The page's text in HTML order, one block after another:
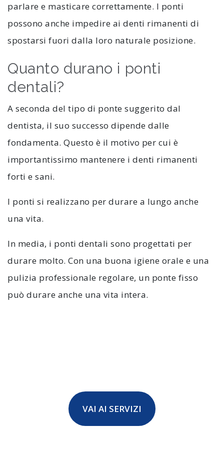
parlare e masticare correttamente. I ponti
possono anche impedire ai denti rimanenti di
spostarsi fuori dalla loro naturale posizione.
Quanto durano i ponti
dentali?
A seconda del tipo di ponte suggerito dal
dentista, il suo successo dipende dalle
fondamenta. Questo è il motivo per cui è
importantissimo mantenere i denti rimanenti
forti e sani.
I ponti si realizzano per durare a lungo anche
una vita.
In media, i ponti dentali sono progettati per
durare molto. Con una buona igiene orale e una
pulizia professionale regolare, un ponte fisso
può durare anche una vita intera.
VAI AI SERVIZI